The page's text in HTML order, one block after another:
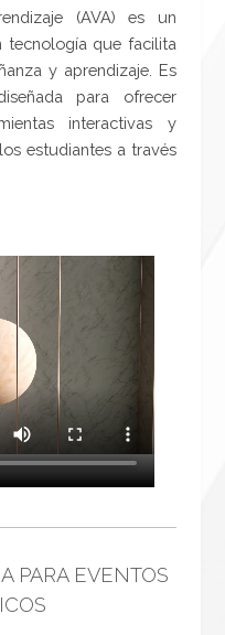
(AVA) es un
tecnología que facilita
y aprendizaje. Es
para ofrecer
interactivas y
estudiantes a través
PARA EVENTOS